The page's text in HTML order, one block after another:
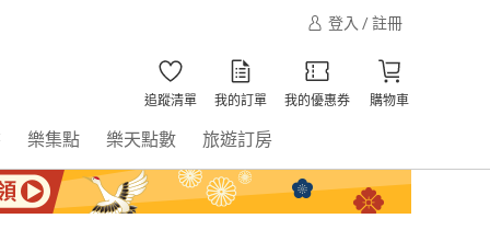
登入 / 註冊
追蹤清單 我的訂單 我的優惠券 購物車
樂集點 樂天點數 旅遊訂房